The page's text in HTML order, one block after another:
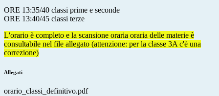
ORE 13:35/40 classi prime e seconde
ORE 13:40/45 classi terze
L'orario è completo e la scansione oraria oraria delle materie è
consultabile nel file allegato (attenzione: per la classe 3A c'è una
correzione)
Allegati
orario_classi_definitivo.pdf